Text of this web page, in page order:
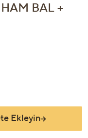
BAL +
Ekleyin